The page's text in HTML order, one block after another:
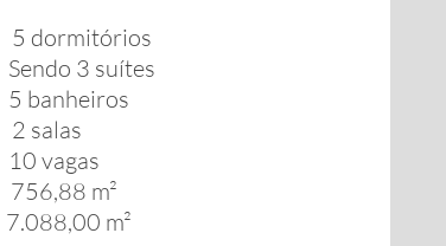
5 dormitórios
Sendo 3 suítes
5 banheiros
2 salas
10 vagas
756,88 m²
7.088,00 m²